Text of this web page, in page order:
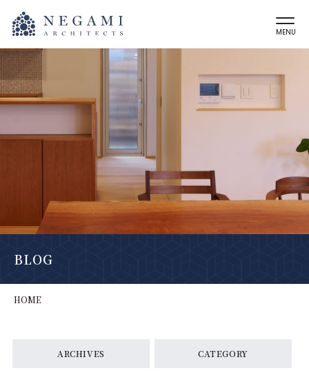
MENU
BLOG
HOME
ARCHIVES CATEGORY